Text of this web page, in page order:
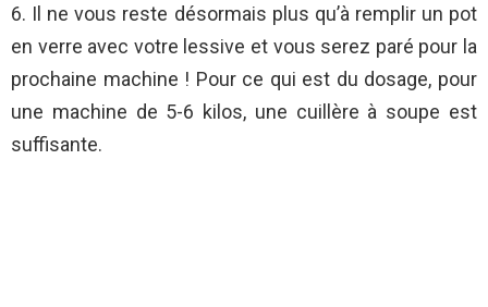
6. Il ne vous reste désormais plus qu’à remplir un pot
en verre avec votre lessive et vous serez paré pour la
prochaine machine ! Pour ce qui est du dosage, pour
une machine de 5-6 kilos, une cuillère à soupe est
suffisante.